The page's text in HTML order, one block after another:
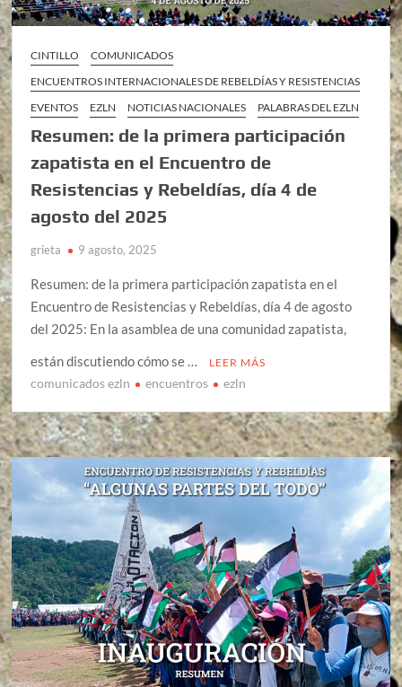
CINTILLO
COMUNICADOS
ENCUENTROS INTERNACIONALES DE REBELDÍAS Y RESISTENCIAS
EVENTOS
EZLN NOTICIAS NACIONALES PALABRAS DEL EZLN
Resumen: de la primera participación
zapatista en el Encuentro de
Resistencias y Rebeldías, día 4 de
agosto del 2025
grieta 9 agosto, 2025
Resumen: de la primera participación zapatista en el
Encuentro de Resistencias y Rebeldías, día 4 de agosto
del 2025: En la asamblea de una comunidad zapatista,
están discutiendo cómo se …
LEER MÁS
comunicados ezln encuentros ezln